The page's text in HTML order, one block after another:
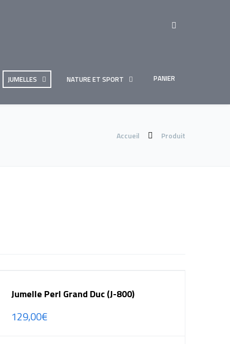
JUMELLES NATURE ET SPORT PANIER
Accueil Produit
Jumelle Perl Grand Duc (J-800)
129,00€